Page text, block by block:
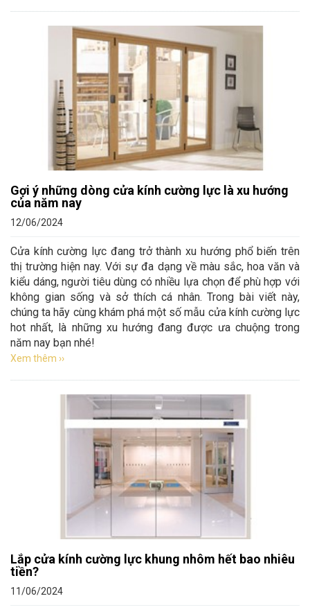
Gợi ý những dòng cửa kính cường lực là xu hướng
của năm nay
12/06/2024
Cửa kính cường lực đang trở thành xu hướng phổ biến trên
thị trường hiện nay. Với sự đa dạng về màu sắc, hoa văn và
kiểu dáng, người tiêu dùng có nhiều lựa chọn để phù hợp với
không gian sống và sở thích cá nhân. Trong bài viết này,
chúng ta hãy cùng khám phá một số mẫu cửa kính cường lực
hot nhất, là những xu hướng đang được ưa chuộng trong
năm nay bạn nhé!
Xem thêm ››
Lắp cửa kính cường lực khung nhôm hết bao nhiêu
tiền?
11/06/2024